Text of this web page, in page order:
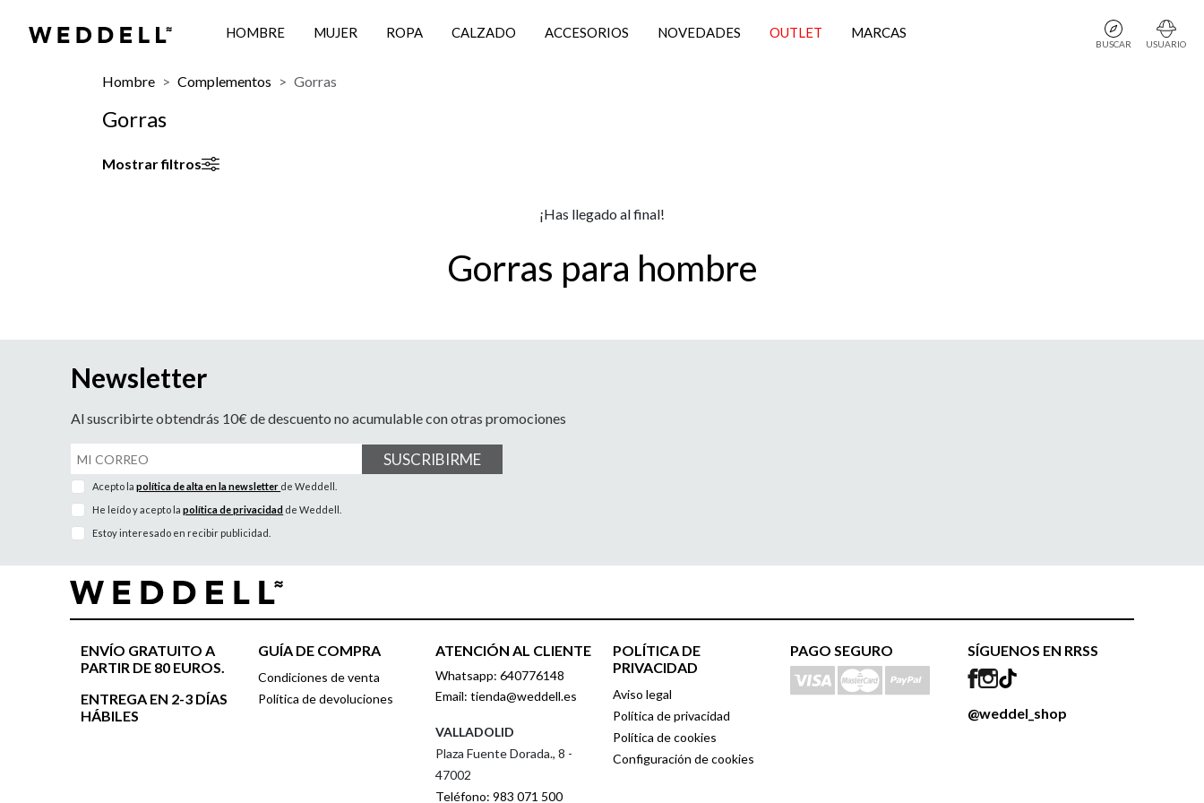
HOMBRE MUJER ROPA CALZADO ACCESORIOS NOVEDADES OUTLET MARCAS
BUSCAR USUARIO
Hombre Complementos Gorras
Gorras
Mostrar filtros
¡Has llegado al final!
Gorras para hombre
Newsletter
Al suscribirte obtendrás 10€ de descuento no acumulable con otras promociones
SUSCRIBIRME
Acepto lapolítica de alta en la newsletter de Weddell.
He leído y acepto lapolítica de privacidad de Weddell.
Estoy interesado en recibir publicidad.
ENVÍO GRATUITO A
PARTIR DE 80 EUROS.
ENTREGA EN 2-3 DÍAS
HÁBILES
GUÍA DE COMPRA
Condiciones de venta
Política de devoluciones
ATENCIÓN AL CLIENTE
Whatsapp: 640776148
Email: tienda@weddell.es
VALLADOLID
Plaza Fuente Dorada., 8 -
47002
Teléfono: 983 071 500
POLÍTICA DE
PRIVACIDAD
Aviso legal
Política de privacidad
Política de cookies
Configuración de cookies
PAGO SEGURO SÍGUENOS EN RRSS
@weddel_shop